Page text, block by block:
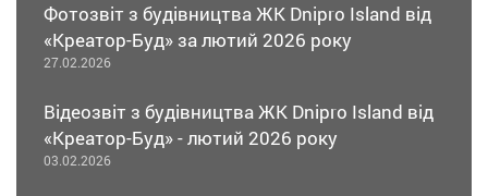
Фотозвіт з будівництва ЖК Dnipro Island від
«Креатор-Буд» за лютий 2026 року
27.02.2026
Відеозвіт з будівництва ЖК Dnipro Island від
«Креатор-Буд» - лютий 2026 року
03.02.2026